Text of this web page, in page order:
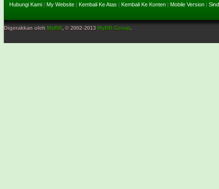
Hubungi Kami | My Website | Kembali Ke Atas | Kembali Ke Konten | Mobile Version |
Digerakkan oleh MyBB, © 2002-2013 MyBB Group.